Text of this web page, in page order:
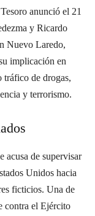
anunció el 21
y Ricardo
Nuevo Laredo,
implicación en
tráfico de drogas,
y terrorismo.
acusa de supervisar
Unidos hacia
ficticios. Una de
contra el Ejército